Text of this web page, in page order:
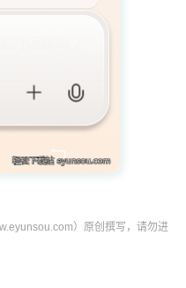
）原创撰写，请勿进